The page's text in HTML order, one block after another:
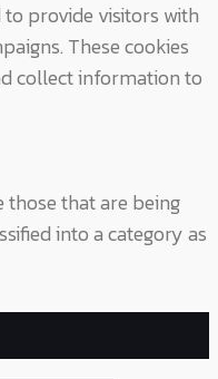
provide visitors with
These cookies
collect information to
those that are being
into a category as